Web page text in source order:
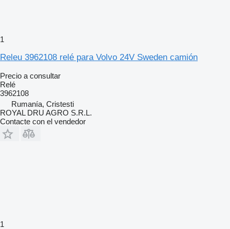
1
Releu 3962108 relé para Volvo 24V Sweden camión
Precio a consultar
Relé
3962108
Rumanía, Cristesti
ROYAL DRU AGRO S.R.L.
Contacte con el vendedor
1